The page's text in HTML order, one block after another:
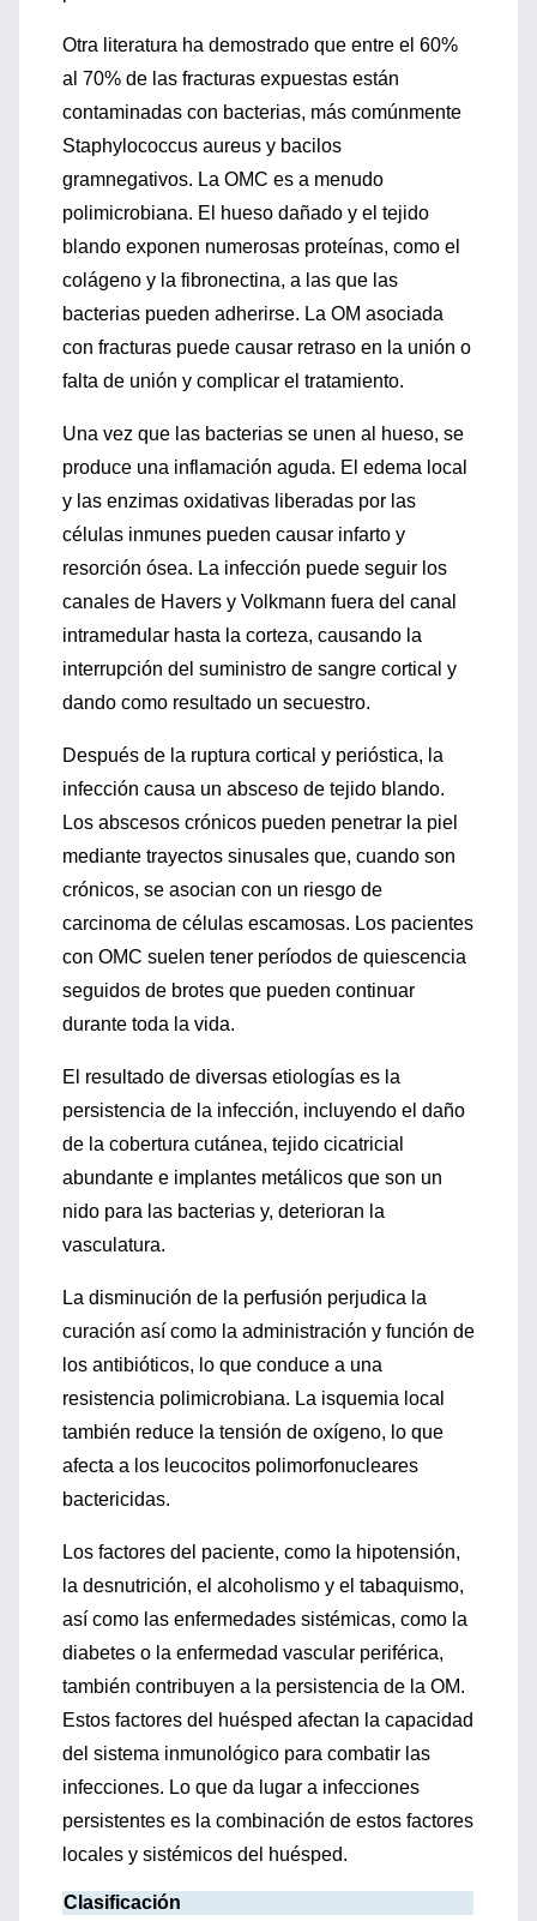
Otra literatura ha demostrado que entre el 60%
al 70% de las fracturas expuestas están
contaminadas con bacterias, más comúnmente
Staphylococcus aureus y bacilos
gramnegativos. La OMC es a menudo
polimicrobiana. El hueso dañado y el tejido
blando exponen numerosas proteínas, como el
colágeno y la fibronectina, a las que las
bacterias pueden adherirse. La OM asociada
con fracturas puede causar retraso en la unión o
falta de unión y complicar el tratamiento.
Una vez que las bacterias se unen al hueso, se
produce una inflamación aguda. El edema local
y las enzimas oxidativas liberadas por las
células inmunes pueden causar infarto y
resorción ósea. La infección puede seguir los
canales de Havers y Volkmann fuera del canal
intramedular hasta la corteza, causando la
interrupción del suministro de sangre cortical y
dando como resultado un secuestro.
Después de la ruptura cortical y perióstica, la
infección causa un absceso de tejido blando.
Los abscesos crónicos pueden penetrar la piel
mediante trayectos sinusales que, cuando son
crónicos, se asocian con un riesgo de
carcinoma de células escamosas. Los pacientes
con OMC suelen tener períodos de quiescencia
seguidos de brotes que pueden continuar
durante toda la vida.
El resultado de diversas etiologías es la
persistencia de la infección, incluyendo el daño
de la cobertura cutánea, tejido cicatricial
abundante e implantes metálicos que son un
nido para las bacterias y, deterioran la
vasculatura.
La disminución de la perfusión perjudica la
curación así como la administración y función de
los antibióticos, lo que conduce a una
resistencia polimicrobiana. La isquemia local
también reduce la tensión de oxígeno, lo que
afecta a los leucocitos polimorfonucleares
bactericidas.
Los factores del paciente, como la hipotensión,
la desnutrición, el alcoholismo y el tabaquismo,
así como las enfermedades sistémicas, como la
diabetes o la enfermedad vascular periférica,
también contribuyen a la persistencia de la OM.
Estos factores del huésped afectan la capacidad
del sistema inmunológico para combatir las
infecciones. Lo que da lugar a infecciones
persistentes es la combinación de estos factores
locales y sistémicos del huésped.
Clasificación